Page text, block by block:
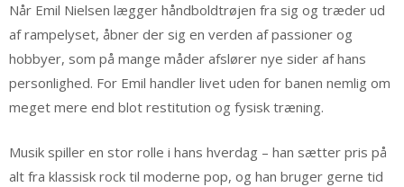
Når Emil Nielsen lægger håndboldtrøjen fra sig og træder ud
af rampelyset, åbner der sig en verden af passioner og
hobbyer, som på mange måder afslører nye sider af hans
personlighed. For Emil handler livet uden for banen nemlig om
meget mere end blot restitution og fysisk træning.
Musik spiller en stor rolle i hans hverdag – han sætter pris på
alt fra klassisk rock til moderne pop, og han bruger gerne tid